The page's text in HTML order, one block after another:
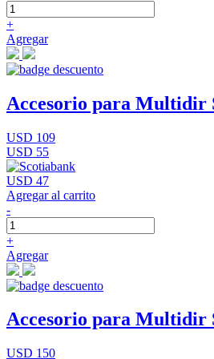
+
Agregar
Accesorio para Multidir
USD 109
USD 55
USD 47
Agregar al carrito
-
+
Agregar
Accesorio para Multidir
USD 150